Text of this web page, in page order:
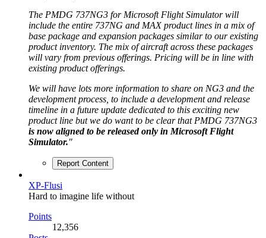
The PMDG 737NG3 for Microsoft Flight Simulator will
include the entire 737NG and MAX product lines in a mix of
base package and expansion packages similar to our existing
product inventory. The mix of aircraft across these packages
will vary from previous offerings. Pricing will be in line with
existing product offerings.
We will have lots more information to share on NG3 and the
development process, to include a development and release
timeline in a future update dedicated to this exciting new
product line but we do want to be clear that PMDG 737NG3
is now aligned to be released only in Microsoft Flight
Simulator."
Report Content
XP-Flusi
Hard to imagine life without
Points
12,356